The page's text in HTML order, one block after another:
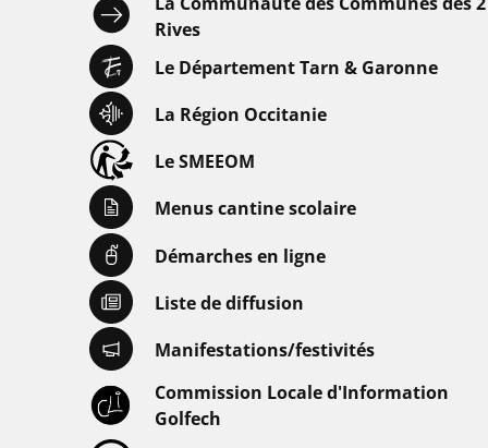
Rives
Le Département Tarn & Garonne
La Région Occitanie
Le SMEEOM
Menus cantine scolaire
Démarches en ligne
Liste de diffusion
Manifestations/festivités
Commission Locale d'Information
Golfech